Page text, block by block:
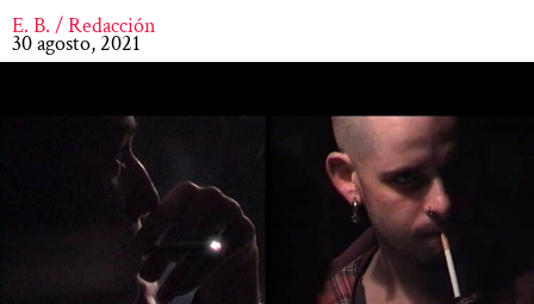
E. B. / Redacción
30 agosto, 2021